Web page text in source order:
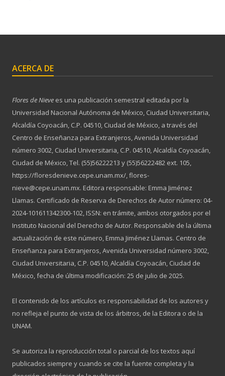
ACERCA DE
Flores de Nieve es una publicación semestral editada por la
Universidad Nacional Autónoma de México, Ciudad Universitaria,
Alcaldía Coyoacán, C.P. 04510, Ciudad de México, a través del
Centro de Enseñanza para Extranjeros, Avenida Universidad
número 3002, Ciudad Universitaria, C.P. 04510, Alcaldía Coyoacán,
Ciudad de México, Tel. (55)56222213 y (55)56222482 ext. 105,
https://floresdenieve.cepe.unam.mx/, flores-
nieve@cepe.unam.mx. Editora responsable: Emma Jiménez
Llamas. Certificado de Reserva de Derechos de Autor número: 04-
2024-101611342300-102, ISSN: en trámite, ambos otorgados por el
Instituto Nacional del Derecho de Autor. Responsable de la última
actualización de este número, Emma Jiménez Llamas. Centro de
Enseñanza para Extranjeros, Avenida Universidad número 3002,
Ciudad Universitaria, C.P. 04510, Alcaldía Coyoacán, Ciudad de
México, fecha de última modificación: 25 de julio de 2025.
El contenido de los artículos es responsabilidad de los autores y
no refleja el punto de vista de los árbitros, de la Editora o de la
UNAM.
Se autoriza la reproducción total o parcial de los textos aquí
publicados siempre y cuando se cite la fuente completa y la